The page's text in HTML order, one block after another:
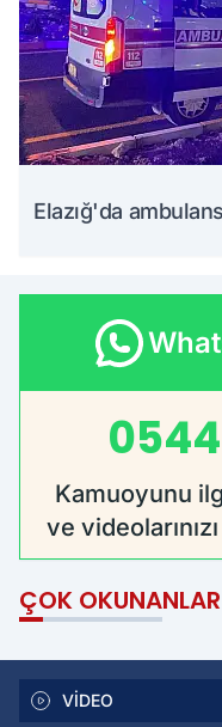
Elazığ'da
Kamuoyunu
ve
ÇOK OKUNANLAR
VİDEO